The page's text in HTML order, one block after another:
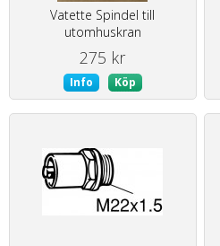
Vatette Spindel till
utomhuskran
275 kr
Info Köp